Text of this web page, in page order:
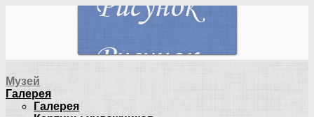
Музей
Галерея
Галерея